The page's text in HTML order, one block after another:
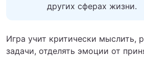
других сферах жизни.
Игра учит критически мыслить,
задачи, отделять эмоции от